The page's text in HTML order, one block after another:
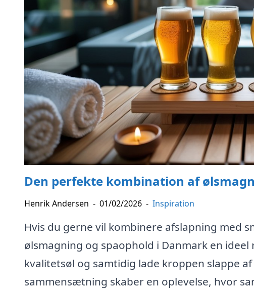
Den perfekte kombination af
Henrik Andersen - 01/02/2026 - Inspiration
Hvis du gerne vil kombinere afslapning med
ølsmagning og spaophold i Danmark en
kvalitetsøl og samtidig lade kroppen slappe
sammensætning skaber en oplevelse, hvor